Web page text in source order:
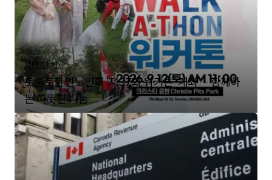
/한인단체
토론토한인노인회 ‘제37회 워커톤’ 개최… 함께하
는 따뜻한 나눔